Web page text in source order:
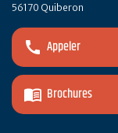
56170 Quiberon
Appeler
Brochures